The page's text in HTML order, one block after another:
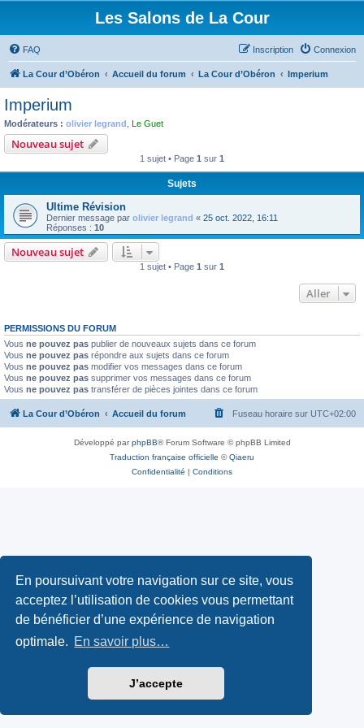
En poursuivant votre navigation sur ce site, vous
acceptez l’utilisation de cookies vous permettant
de bénéficier d’une expérience de navigation
optimale. En savoir plus…
J’accepte
Les Salons de La Cour
FAQ Connexion
Inscription
La Cour d’Obéron Accueil du forum La Cour d’Obéron Imperium
Imperium
Modérateurs : olivier legrand Le Guet
Nouveau sujet
1 sujet • Page 1 sur 1
Sujets
Ultime Révision
Dernier message par olivier legrand « 25 oct. 2022, 16:11
Réponses : 10
Nouveau sujet
1 sujet • Page 1 sur 1
Aller
PERMISSIONS DU FORUM
Vous ne pouvez pas publier de nouveaux sujets dans ce forum
Vous ne pouvez pas répondre aux sujets dans ce forum
Vous ne pouvez pas modifier vos messages dans ce forum
Vous ne pouvez pas supprimer vos messages dans ce forum
Vous ne pouvez pas transférer de pièces jointes dans ce forum
La Cour d’Obéron Accueil du forum Fuseau horaire sur UTC+02:00
Développé parphpBB® Forum Software © phpBB Limited
Traduction française officielle ©Qiaeru
Confidentialité | Conditions